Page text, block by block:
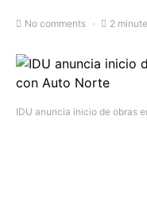
No comments 2
IDU anuncia inicio de obras